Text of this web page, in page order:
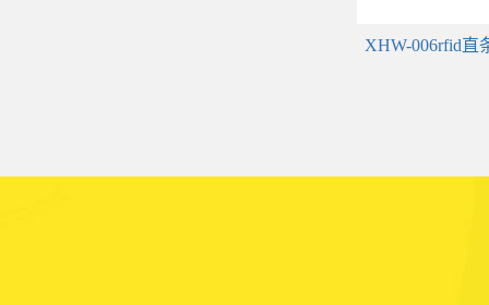
XHW-006rfid直